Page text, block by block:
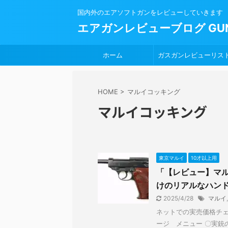
国内外のエアソフトガンをレビューしていきます
エアガンレビューブログ
ホーム ガスガンレビューリス
HOME > マルイコッキング
マルイコッキング
東京マルイ 10才以上用
「【レビュー】
けのリアルなハン
2025/4/28 マルイ ,
ネットでの実売価格チ
ージ メニュー 〇実銃